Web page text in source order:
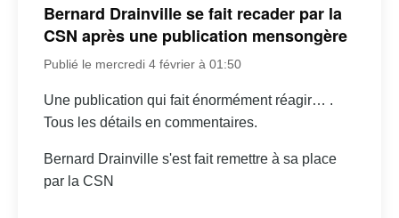
Bernard Drainville se fait recader par la
CSN après une publication mensongère
Publié le mercredi 4 février à 01:50
Une publication qui fait énormément réagir… .
Tous les détails en commentaires.
Bernard Drainville s'est fait remettre à sa place
par la CSN